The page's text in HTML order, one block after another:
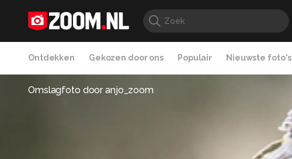
Ontdekken Gekozen door ons Populair Nieuwste foto's
Omslagfoto dooranjo_zoom